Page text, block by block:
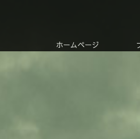
ホームページ